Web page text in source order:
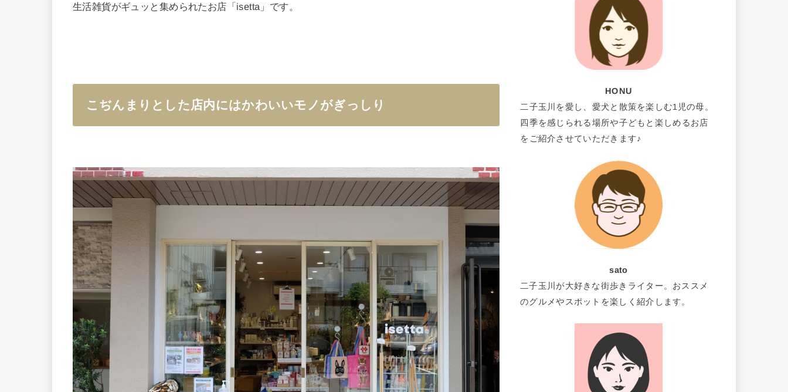
生活雑貨がギュッと集められたお店「isetta」です。
こぢんまりとした店内にはかわいいモノがぎっしり
HONU
二子玉川を愛し、愛犬と散策を楽しむ1児の母。
四季を感じられる場所や子どもと楽しめるお店
をご紹介させていただきます♪
sato
二子玉川が大好きな街歩きライター。おススメ
のグルメやスポットを楽しく紹介します。